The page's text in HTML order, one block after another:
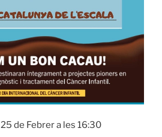
25 de Febrer a les 16:30